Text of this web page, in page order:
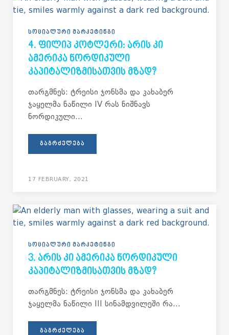
ᲡᲝᲪᲘᲐᲚᲣᲠᲘ ᲛᲐᲠᲙᲔᲢᲘᲜᲒᲘ
4. ᲤᲘᲚᲘᲞ ᲙᲝᲢᲚᲔᲠᲘ: ᲐᲠᲘᲡ ᲙᲘ
ᲐᲛᲔᲠᲘᲙᲐ ᲜᲝᲠᲓᲘᲙᲣᲚᲘ
ᲙᲐᲞᲘᲢᲐᲚᲘᲖᲛᲘᲡᲐᲗᲕᲘᲡ ᲛᲖᲐᲓ?
თარგმნეს: ტრეისი ჯონსმა და კახაბერ
ჯაყელმა ნაწილი IV რას ნიშნავს
ნორდიკული...
ᲒᲐᲒᲠᲫᲔᲚᲔᲑᲐ
17 FEBRUARY, 2021
ᲡᲝᲪᲘᲐᲚᲣᲠᲘ ᲛᲐᲠᲙᲔᲢᲘᲜᲒᲘ
3. ᲐᲠᲘᲡ ᲙᲘ ᲐᲛᲔᲠᲘᲙᲐ ᲜᲝᲠᲓᲘᲙᲣᲚᲘ
ᲙᲐᲞᲘᲢᲐᲚᲘᲖᲛᲘᲡᲐᲗᲕᲘᲡ ᲛᲖᲐᲓ?
თარგმნეს: ტრეისი ჯონსმა და კახაბერ
ჯაყელმა ნაწილი III სინამდვილეში რა...
ᲒᲐᲒᲠᲫᲔᲚᲔᲑᲐ